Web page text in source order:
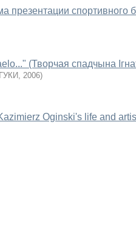
презентации спортивного
(Творчая спадчына
, 2006)
Oginski's life and